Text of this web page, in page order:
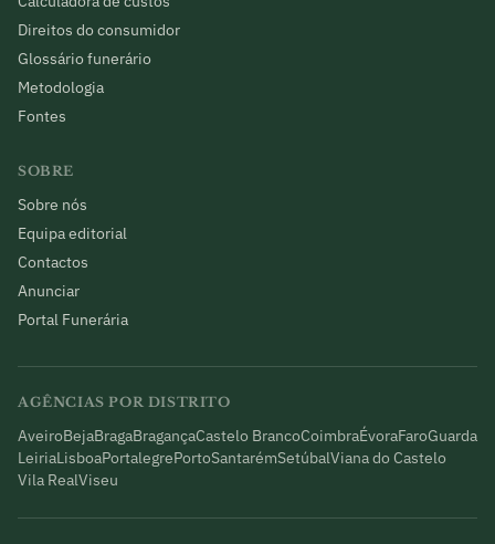
Direitos do consumidor
Glossário funerário
Metodologia
Fontes
SOBRE
Sobre nós
Equipa editorial
Contactos
Anunciar
Portal Funerária
AGÊNCIAS POR DISTRITO
AveiroBejaBragaBragançaCastelo BrancoCoimbraÉvoraFaroGuarda
LeiriaLisboaPortalegrePortoSantarémSetúbalViana do Castelo
Vila RealViseu